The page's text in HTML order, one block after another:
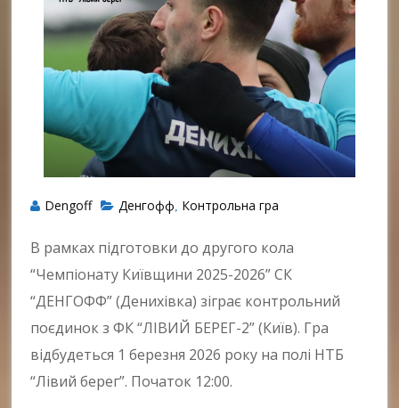
Dengoff Денгофф Контрольна гра
В рамках підготовки до другого кола
“Чемпіонату Київщини 2025-2026” СК
“ДЕНГОФФ” (Денихівка) зіграє контрольний
поєдинок з ФК “ЛІВИЙ БЕРЕГ-2” (Київ). Гра
відбудеться 1 березня 2026 року на полі НТБ
“Лівий берег”. Початок 12:00.